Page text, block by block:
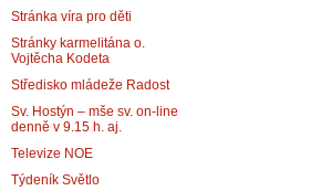
Stránka víra pro děti
Stránky karmelitána o.
Vojtěcha Kodeta
Středisko mládeže Radost
Sv. Hostýn – mše sv. on-line
denně v 9.15 h. aj.
Televize NOE
Týdeník Světlo